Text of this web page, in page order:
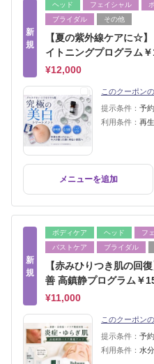
新
規
ヘッド フェイシャル
ブライダル
その他
【夏の紫外線ケアに☆
イトニングプログラム
¥12,000
このクーポン
提示条件： 予
利用条件： 再
メニューを追加
新
規
ボディケア ヘッド フ
バストケア
ブライダル
【赤みひりつき肌の回
善 高鎮静プログラム￥
¥11,000
このクーポン
提示条件： 予
利用条件： 水